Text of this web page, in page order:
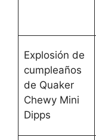
Explosión de
cumpleaños
de Quaker
Chewy Mini
Dipps